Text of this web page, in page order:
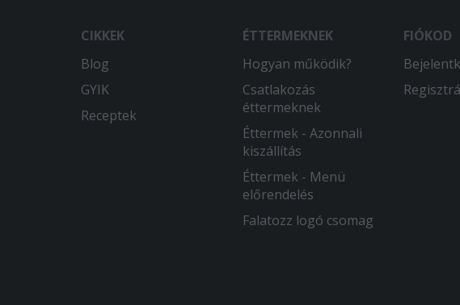
CIKKEK
Blog
GYIK
Receptek
ÉTTERMEKNEK
Hogyan működik?
Csatlakozás
éttermeknek
Éttermek - Azonnali
kiszállítás
Éttermek - Menü
előrendelés
Falatozz logó csomag
FIÓKOD